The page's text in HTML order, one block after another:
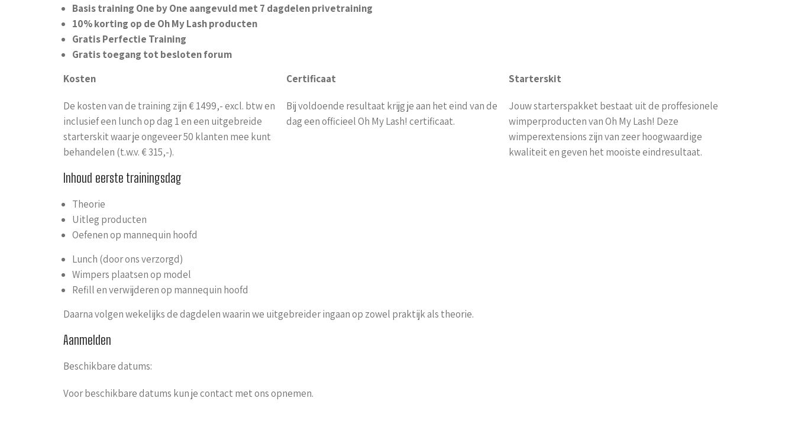
Basis training One by One aangevuld met 7 dagdelen privetraining
10% korting op de Oh My Lash producten
Gratis Perfectie Training
Gratis toegang tot besloten forum
Kosten
De kosten van de training zijn € 1499,- excl. btw en
inclusief een lunch op dag 1 en een uitgebreide
starterskit waar je ongeveer 50 klanten mee kunt
behandelen (t.w.v. € 315,-).
Certificaat
Bij voldoende resultaat krijg je aan het eind van de
dag een officieel Oh My Lash! certificaat.
Starterskit
Jouw starterspakket bestaat uit de proffesionele
wimperproducten van Oh My Lash! Deze
wimperextensions zijn van zeer hoogwaardige
kwaliteit en geven het mooiste eindresultaat.
Inhoud eerste trainingsdag
Theorie
Uitleg producten
Oefenen op mannequin hoofd
Lunch (door ons verzorgd)
Wimpers plaatsen op model
Refill en verwijderen op mannequin hoofd
Daarna volgen wekelijks de dagdelen waarin we uitgebreider ingaan op zowel praktijk als theorie.
Aanmelden
Beschikbare datums:
Voor beschikbare datums kun je contact met ons opnemen.